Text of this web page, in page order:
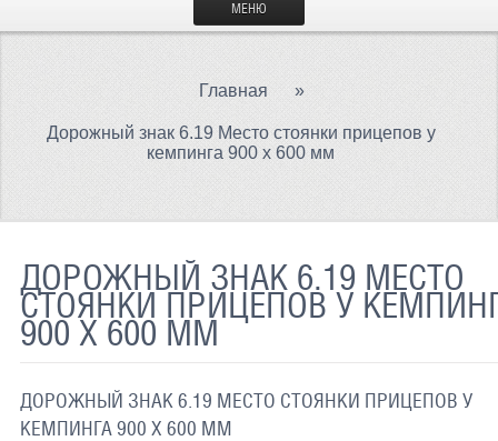
МЕНЮ
МАТЕРИАЛЫ
СВЕТООТРАЖАЮЩАЯ ТКАНЬ
СВЕТООТРАЖАЮЩАЯ ПЛЕНКА
СВЕТООТРАЖАЮЩИЕ ДОРОЖНЫЕ ЗНАКИ
СВЕТЯЩАЯСЯ КРАСКА
Главная »
Дорожный знак 6.19 Место стоянки прицепов у
кемпинга 900 х 600 мм
ДОРОЖНЫЙ ЗНАК 6.19 МЕСТО
СТОЯНКИ ПРИЦЕПОВ У
900 Х 600 ММ
ДОРОЖНЫЙ ЗНАК 6.19 МЕСТО СТОЯНКИ ПРИЦЕПОВ У
КЕМПИНГА 900 Х 600 ММ